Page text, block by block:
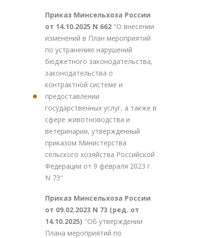
Приказ Минсельхоза России
от 14.10.2025 N 662 "О внесении
изменений в План мероприятий
по устранению нарушений
бюджетного законодательства,
законодательства о
контрактной системе и
предоставлении
государственных услуг, а также в
сфере животноводства и
ветеринарии, утвержденный
приказом Министерства
сельского хозяйства Российской
Федерации от 9 февраля 2023 г.
N 73"
Приказ Минсельхоза России
от 09.02.2023 N 73 (ред. от
14.10.2025) "Об утверждении
Плана мероприятий по